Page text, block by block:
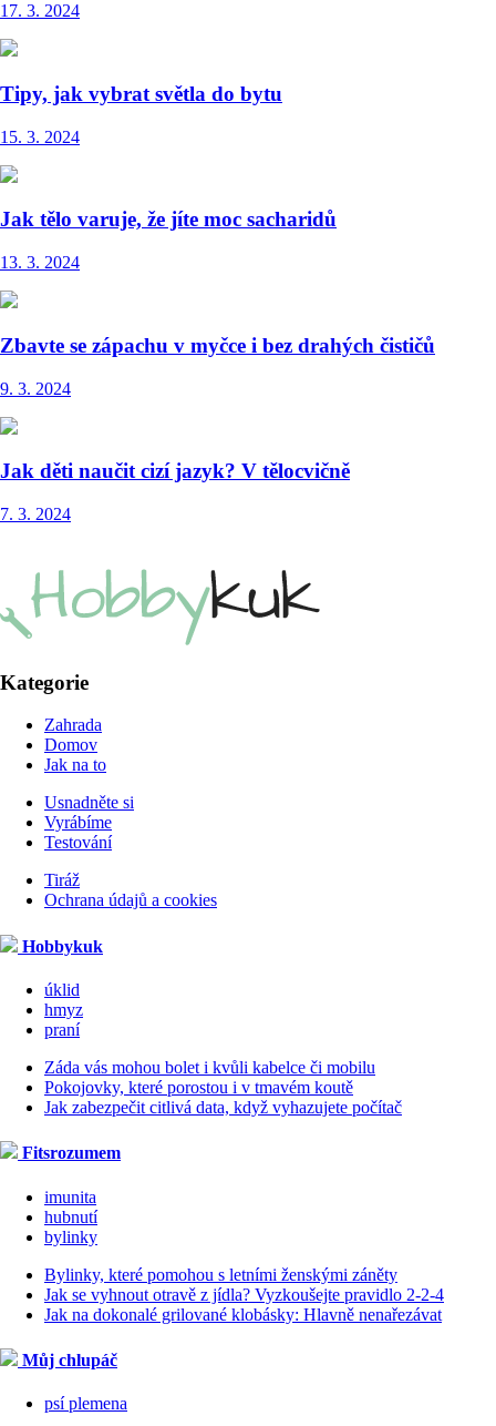
17. 3. 2024
Tipy, jak vybrat světla do bytu
15. 3. 2024
Jak tělo varuje, že jíte moc sacharidů
13. 3. 2024
Zbavte se zápachu v myčce i bez drahých čističů
9. 3. 2024
Jak děti naučit cizí jazyk? V tělocvičně
7. 3. 2024
Kategorie
Zahrada
Domov
Jak na to
Usnadněte si
Vyrábíme
Testování
Tiráž
Ochrana údajů a cookies
Hobbykuk
úklid
hmyz
praní
Záda vás mohou bolet i kvůli kabelce či mobilu
Pokojovky, které porostou i v tmavém koutě
Jak zabezpečit citlivá data, když vyhazujete počítač
Fitsrozumem
imunita
hubnutí
bylinky
Bylinky, které pomohou s letními ženskými záněty
Jak se vyhnout otravě z jídla? Vyzkoušejte pravidlo 2-2-4
Jak na dokonalé grilované klobásky: Hlavně nenařezávat
Můj chlupáč
psí plemena